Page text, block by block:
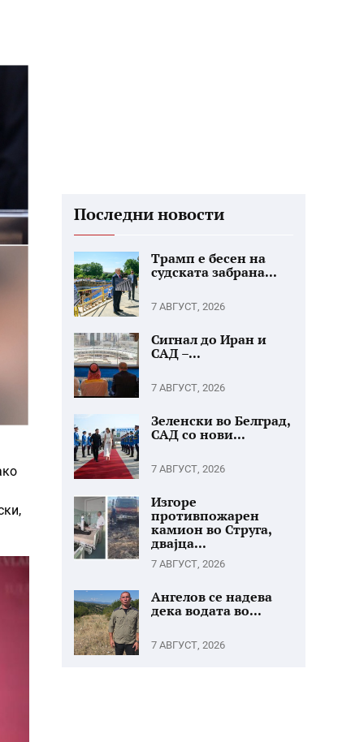
Последни новости
Трамп е бесен на
судската забрана...
7 АВГУСТ, 2026
Сигнал до Иран и
САД –...
7 АВГУСТ, 2026
Зеленски во Белград,
САД со нови...
7 АВГУСТ, 2026
Изгоре
противпожарен
камион во Струга,
двајца...
7 АВГУСТ, 2026
Ангелов се надева
дека водата во...
7 АВГУСТ, 2026